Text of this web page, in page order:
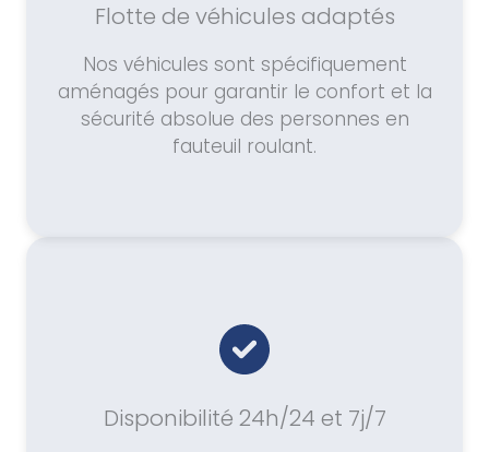
Flotte de véhicules adaptés
Nos véhicules sont spécifiquement
aménagés pour garantir le confort et la
sécurité absolue des personnes en
fauteuil roulant.
Disponibilité 24h/24 et 7j/7